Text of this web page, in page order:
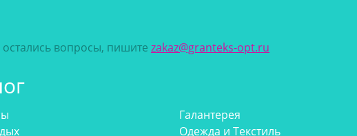
остались вопросы, пишите zakaz@granteks-opt.ru
Галантерея
Одежда и Текстиль